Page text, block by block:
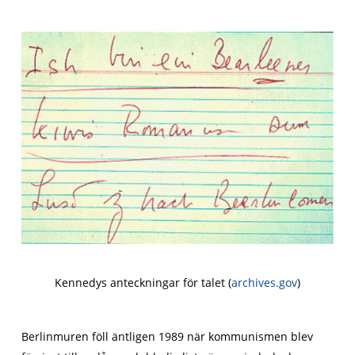
Kennedys anteckningar för talet (archives.gov)
Berlinmuren föll äntligen 1989 när kommunismen blev